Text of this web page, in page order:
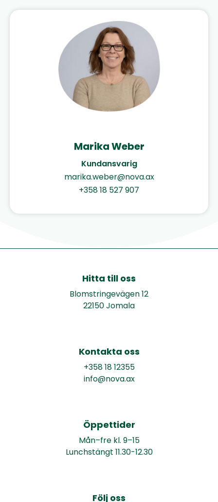
Marika Weber
Kundansvarig
marika.weber@nova.ax
+358 18 527 907
Hitta till oss
Blomstringevägen 12
22150 Jomala
Kontakta oss
+358 18 12355
info@nova.ax
Öppettider
Mån–fre kl. 9–15
Lunchstängt 11.30-12.30
Följ oss